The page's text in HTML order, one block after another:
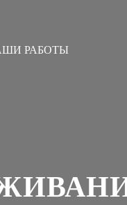
РАБОТЫ